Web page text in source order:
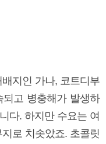
지인 가나, 코트디부
고 병충해가 발생하
다. 하지만 수요는 여
로 치솟았죠. 초콜릿